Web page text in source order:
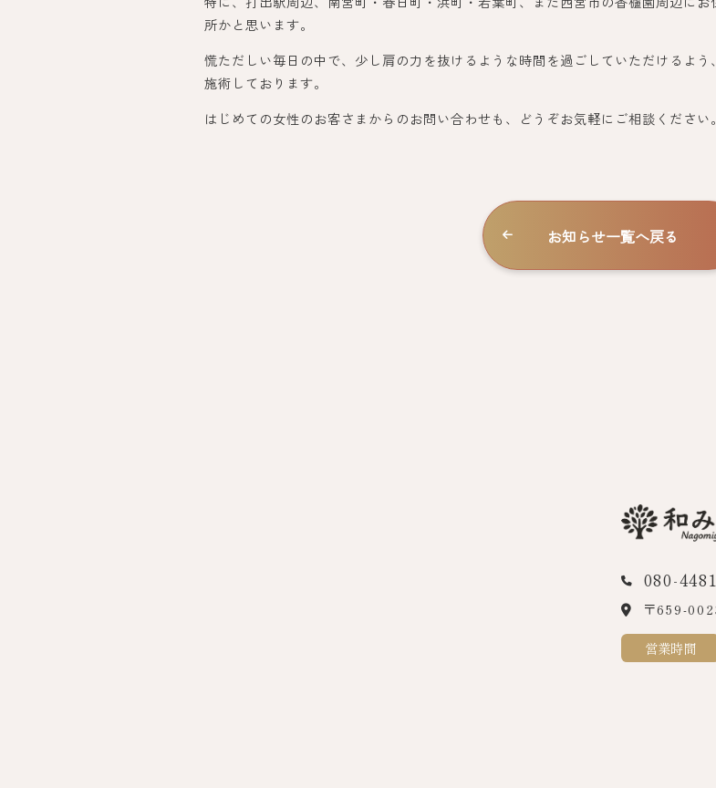
所かと思います。
慌ただしい毎日の中で、少し肩の力を抜けるような時間を過ごしていただけるよ
施術しております。
はじめての女性のお客さまからのお問い合わせも、どうぞお気軽にご相談ください。
お知らせ一覧へ戻る
080-
〒659-
営業時間